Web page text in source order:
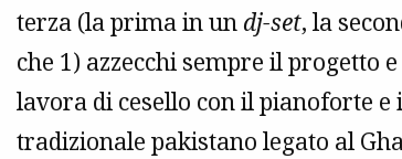
terza (la prima in un dj-set, la
che 1) azzecchi sempre il progetto
lavora di cesello con il pianoforte
tradizionale pakistano legato al